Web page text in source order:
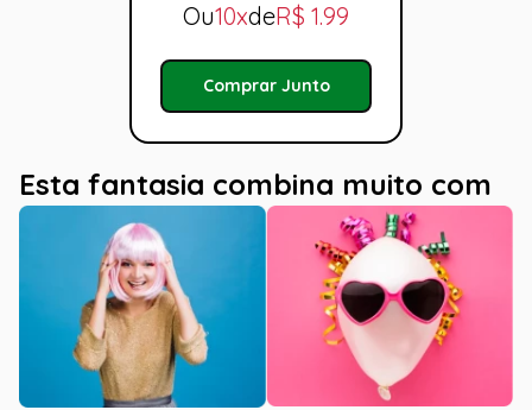
Ou10xdeR$ 1.99
Comprar Junto
Esta fantasia combina muito com